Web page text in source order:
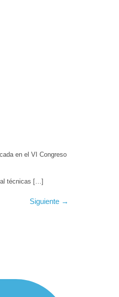
en el VI Congreso
técnicas […]
Siguiente →